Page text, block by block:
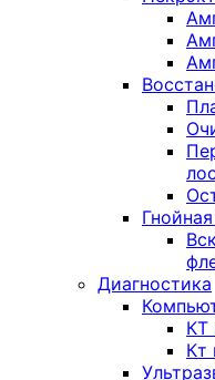
Диагностика
КТ
Кт